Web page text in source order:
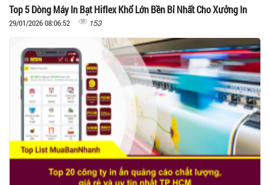
Top 5 Dòng Máy In Bạt Hiflex Khổ Lớn Bền Bỉ Nhất Cho Xưởng In
29/01/2026 08:06:52 153